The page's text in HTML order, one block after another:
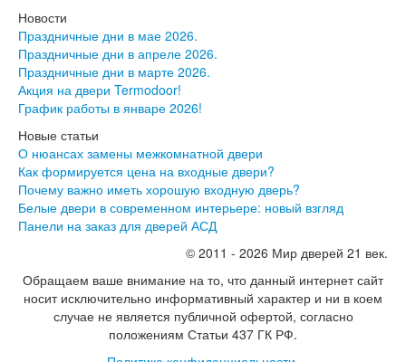
Новости
Праздничные дни в мае 2026.
Праздничные дни в апреле 2026.
Праздничные дни в марте 2026.
Акция на двери Termodoor!
График работы в январе 2026!
Новые статьи
О нюансах замены межкомнатной двери
Как формируется цена на входные двери?
Почему важно иметь хорошую входную дверь?
Белые двери в современном интерьере: новый взгляд
Панели на заказ для дверей АСД
© 2011 - 2026 Мир дверей 21 век.
Обращаем ваше внимание на то, что данный интернет сайт
носит исключительно информативный характер и ни в коем
случае не является публичной офертой, согласно
положениям Статьи 437 ГК РФ.